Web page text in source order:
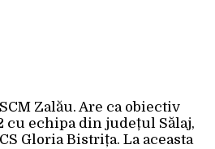
Zalău. Are ca obiectiv
cu echipa din județul Sălaj,
Gloria Bistrița. La aceasta